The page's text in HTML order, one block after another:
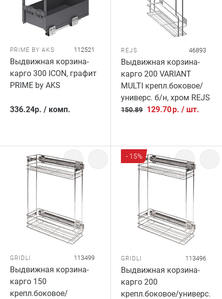
PRIME BY AKS 112521
Выдвижная корзина-
карго 300 ICON, графит
PRIME by AKS
336.24р. / комп.
REJS 46893
Выдвижная корзина-
карго 200 VARIANT
MULTI крепл.боковое/
универс. б/н, хром REJS
150.89 129.70р. / шт.
GRIDLI 113499
Выдвижная корзина-
карго 150
крепл.боковое/
- 15%
GRIDLI 113496
Выдвижная корзина-
карго 200
крепл.боковое/универс.